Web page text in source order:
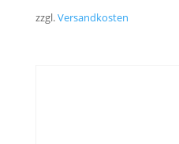
zzgl.Versandkosten